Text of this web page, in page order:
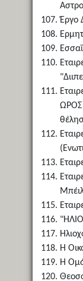
Έργο
ΩΡΟΣ
Η
Η